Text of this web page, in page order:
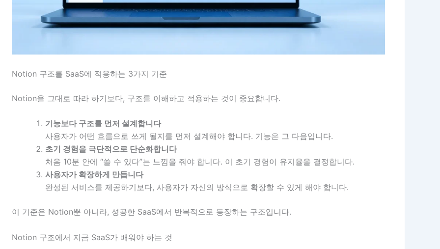
Notion 구조를 SaaS에 적용하는 3가지 기준
Notion을 그대로 따라 하기보다, 구조를 이해하고 적용하는 것이 중요합니다.
기능보다 구조를 먼저 설계합니다
사용자가 어떤 흐름으로 쓰게 될지를 먼저 설계해야 합니다. 기능은 그 다음입니다.
초기 경험을 극단적으로 단순화합니다
처음 10분 안에 “쓸 수 있다”는 느낌을 줘야 합니다. 이 초기 경험이 유지율을 결정합니다.
사용자가 확장하게 만듭니다
완성된 서비스를 제공하기보다, 사용자가 자신의 방식으로 확장할 수 있게 해야 합니다.
이 기준은 Notion뿐 아니라, 성공한 SaaS에서 반복적으로 등장하는 구조입니다.
Notion 구조에서 지금 SaaS가 배워야 하는 것